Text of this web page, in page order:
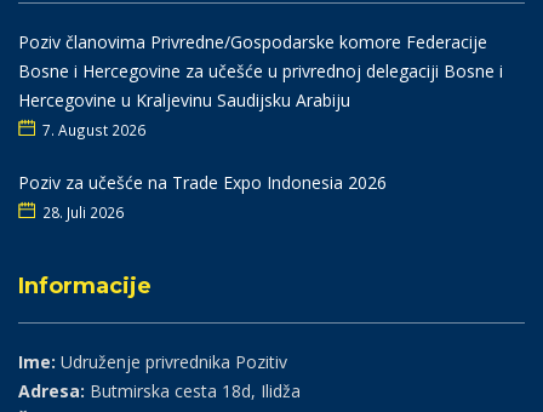
Poziv članovima Privredne/Gospodarske komore Federacije
Bosne i Hercegovine za učešće u privrednoj delegaciji Bosne i
Hercegovine u Kraljevinu Saudijsku Arabiju
7. August 2026
Poziv za učešće na Trade Expo Indonesia 2026
28. Juli 2026
Informacije
Ime: Udruženje privrednika Pozitiv
Adresa: Butmirska cesta 18d, Ilidža